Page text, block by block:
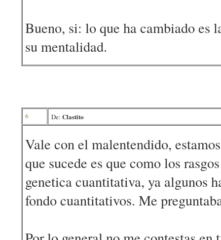
Bueno, si: lo que ha cambiado es
su mentalidad.
6 De: Clastito
Vale con el malentendido,
que sucede es que como los
genetica cuantitativa, ya algunos
fondo cuantitativos. Me